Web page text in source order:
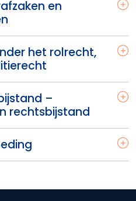
en
het rolrecht,
–
rechtsbijstand